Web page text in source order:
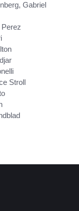
Gabriel
Stroll